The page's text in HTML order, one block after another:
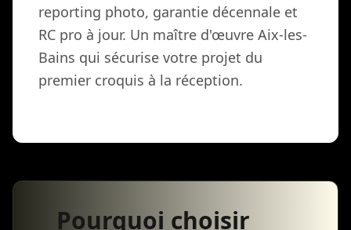
reporting photo, garantie décennale et
RC pro à jour. Un maître d'œuvre Aix-les-
Bains qui sécurise votre projet du
premier croquis à la réception.
Pourquoi choisir